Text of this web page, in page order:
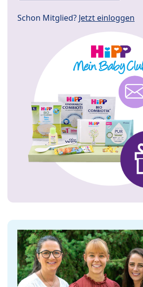
Schon Mitglied? Jetzt einloggen